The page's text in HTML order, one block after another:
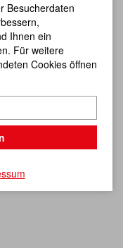
groß
Besucherdaten
Ihnen ein
Für weitere
Cookies öffnen